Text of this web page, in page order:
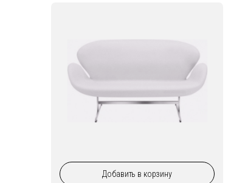
Добавить в корзину